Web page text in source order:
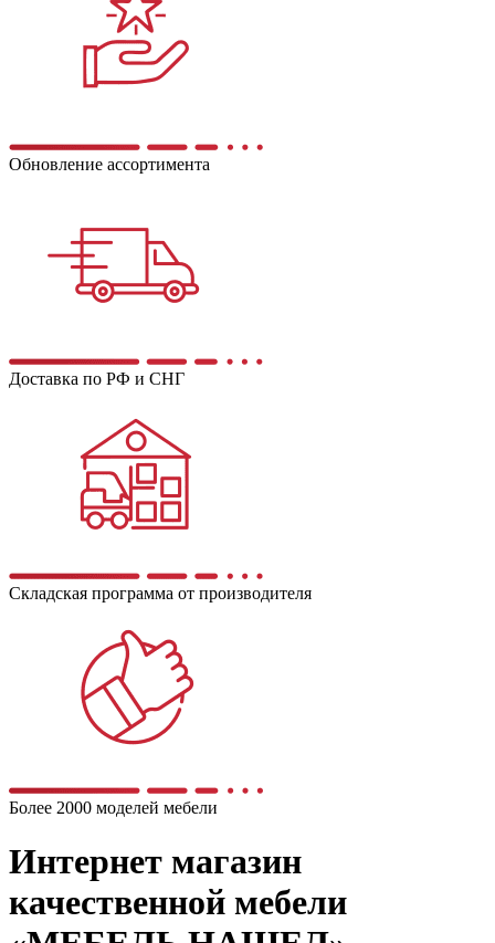
Обновление ассортимента
Доставка по РФ и СНГ
Складская программа от производителя
Более 2000 моделей мебели
Интернет магазин
качественной мебели